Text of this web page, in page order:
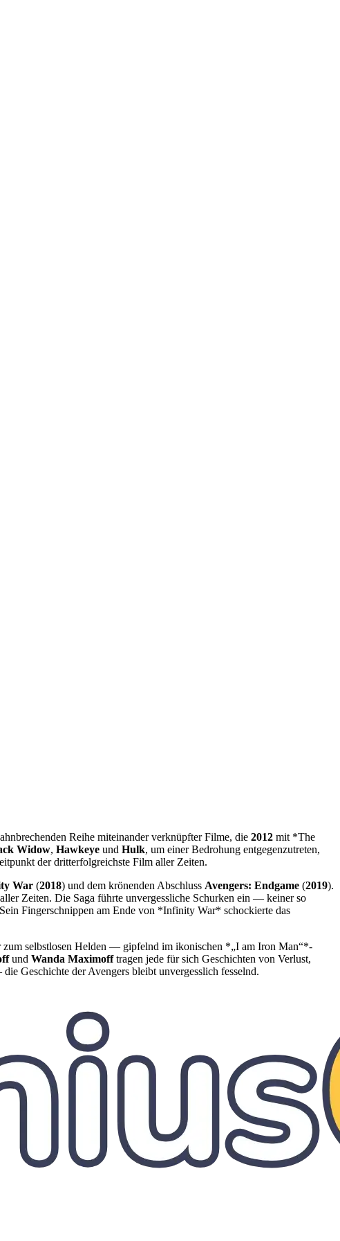
Reihe miteinander verknüpfter Filme, die 2012 mit *The
Widow, Hawkeye und Hulk, um einer Bedrohung entgegenzutreten,
der dritterfolgreichste Film aller Zeiten.
War (2018) und dem krönenden Abschluss Avengers: Endgame (2019).
Zeiten. Die Saga führte unvergessliche Schurken ein — keiner so
Fingerschnippen am Ende von *Infinity War* schockierte das
zum selbstlosen Helden — gipfelnd im ikonischen *„I am Iron Man“*-
und Wanda Maximofftragen jede für sich Geschichten von Verlust,
Geschichte der Avengers bleibt unvergesslich fesselnd.